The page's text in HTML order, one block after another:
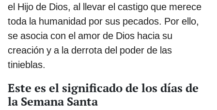
el Hijo de Dios, al llevar el castigo que merece
toda la humanidad por sus pecados. Por ello,
se asocia con el amor de Dios hacia su
creación y a la derrota del poder de las
tinieblas.
Este es el significado de los días de
la Semana Santa